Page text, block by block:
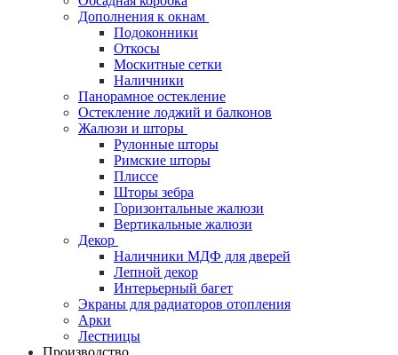
Дополнения к окнам
Подоконники
Откосы
Москитные сетки
Наличники
Панорамное остекление
Остекление лоджий и балконов
Жалюзи и шторы
Рулонные шторы
Римские шторы
Плиссе
Шторы зебра
Горизонтальные жалюзи
Вертикальные жалюзи
Декор
Наличники МДФ для дверей
Лепной декор
Интерьерный багет
Экраны для радиаторов отопления
Арки
Лестницы
Производство